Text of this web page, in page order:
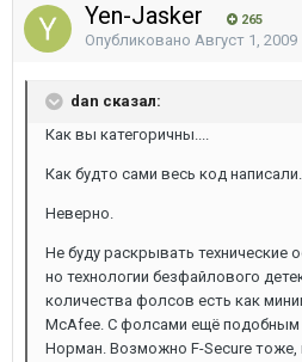
Yen-Jasker 265
Опубликовано Август 1, 2009
dan сказал:
Как вы категоричны....
Как будто сами весь код написали.
Неверно.
Не буду раскрывать технические
но технологии безфайлового
количества фолсов есть как
McAfee. C фолсами ещё подобным
Норман. Возможно F-Secure тоже,